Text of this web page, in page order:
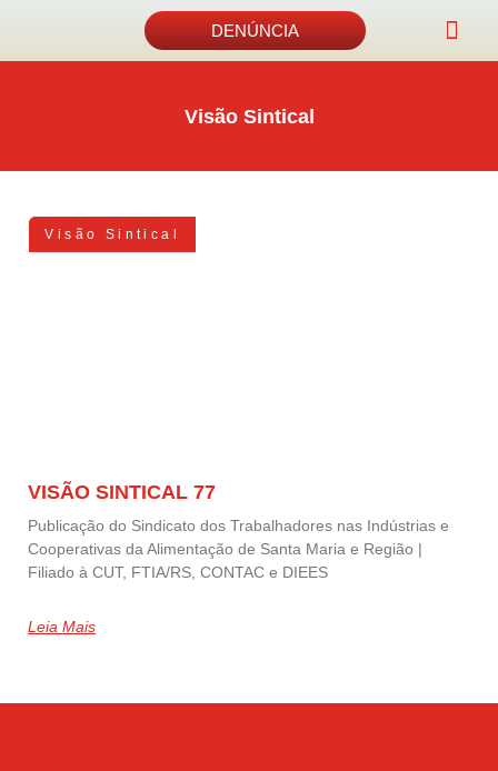
DENÚNCIA
Visão Sintical
Visão Sintical
VISÃO SINTICAL 77
Publicação do Sindicato dos Trabalhadores nas Indústrias e
Cooperativas da Alimentação de Santa Maria e Região |
Filiado à CUT, FTIA/RS, CONTAC e DIEES
Leia Mais